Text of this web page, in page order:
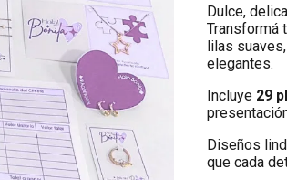
Dulce,
Transformá
lilas
elegantes.
Incluye 29
Diseños
que cada